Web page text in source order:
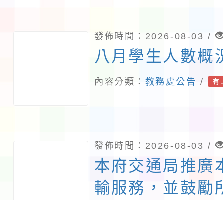
發佈時間：2026-08-03 /
八月學生人數概
內容分類： 教務處公告 / 有
發佈時間：2026-08-03 /
本府交通局推廣
輸服務，並鼓勵